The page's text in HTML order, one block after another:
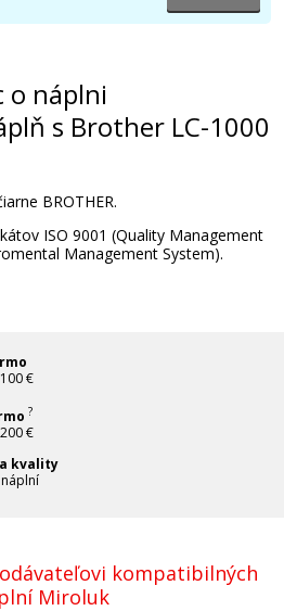
o náplni
s Brother LC-1000
BROTHER.
ISO 9001 (Quality Management
Management System).
€
?
€
kvality
kompatibilných
Miroluk